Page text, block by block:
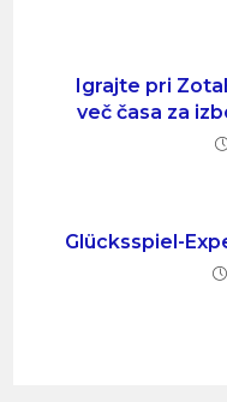
Igrajte pri
več časa za
Glücksspiel-